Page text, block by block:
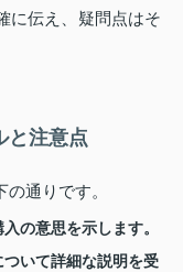
に伝え、疑問点はそ
と注意点
通りです。
の意思を示します。
いて詳細な説明を受